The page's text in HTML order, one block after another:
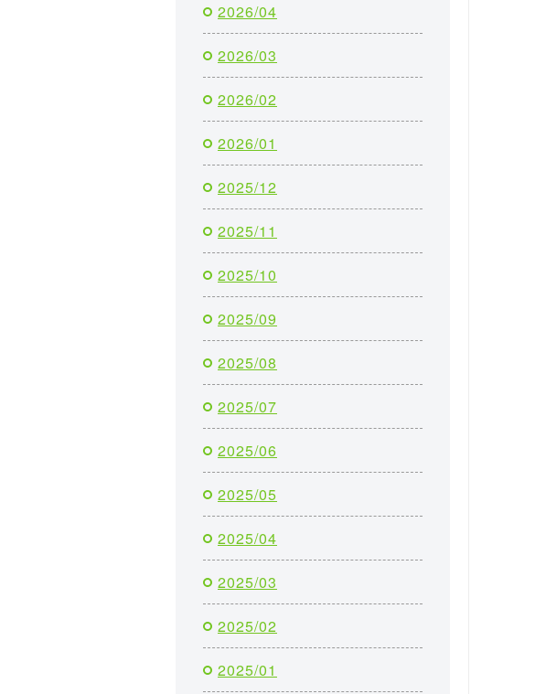
2026/04
2026/03
2026/02
2026/01
2025/12
2025/11
2025/10
2025/09
2025/08
2025/07
2025/06
2025/05
2025/04
2025/03
2025/02
2025/01